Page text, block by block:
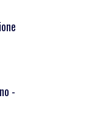
-